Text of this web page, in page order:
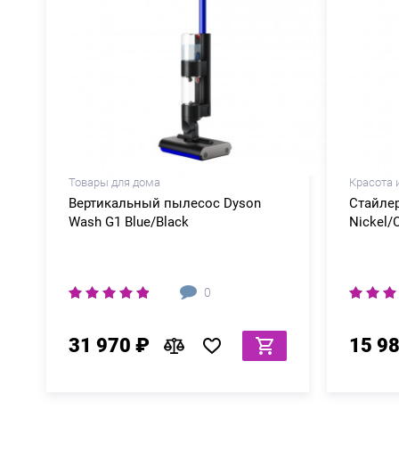
Товары для дома
Вертикальный пылесос Dyson
Wash G1 Blue/Black
0
31 970 ₽
Красота
Nickel/
15